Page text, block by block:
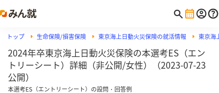
トップ 生命保険/損害保険 東京海上日動火災保険の就活情報 東京海
2024年卒東京海上日動火災保険の本選考ES（エン
トリーシート）詳細（非公開/女性）（2023-07-23
公開）
本選考ES（エントリーシート）の設問・回答例